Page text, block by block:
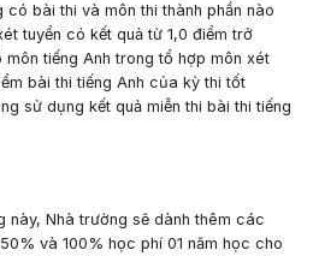
có bài thi và môn thi thành phần nào
tuyển có kết quả từ 1,0 điểm trở
tiếng Anh trong tổ hợp môn xét
bài thi tiếng Anh của kỳ thi tốt
sử dụng kết quả miễn thi bài thi tiếng
này, Nhà trường sẽ dành thêm các
và 100% học phí 01 năm học cho